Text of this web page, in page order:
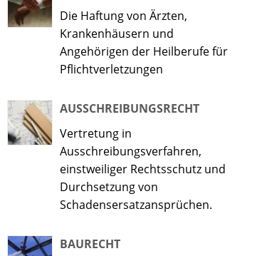
Die Haftung von Ärzten,
Krankenhäusern und
Angehörigen der Heilberufe für
Pflichtverletzungen
AUSSCHREIBUNGSRECHT
Vertretung in
Ausschreibungsverfahren,
einstweiliger Rechtsschutz und
Durchsetzung von
Schadensersatzansprüchen.
BAURECHT